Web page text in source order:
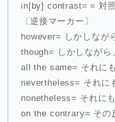
in[by] contrast= = 対照
〔逆接マーカー〕
however= しかしなが
though= しかしながら
all the same= それに
nevertheless= それに
nonetheless= それに
on the contrary= その